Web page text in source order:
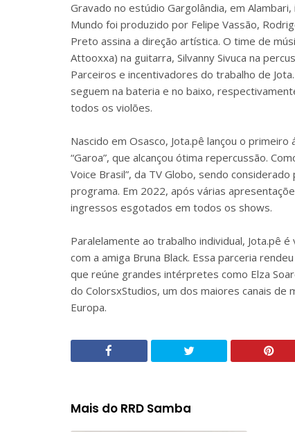
Gravado no estúdio Gargolândia, em
Mundo foi produzido por Felipe Vassão,
Preto assina a direção artística. O time de
Attooxxa) na guitarra, Silvanny Sivuca na
Parceiros e incentivadores do trabalho de
seguem na bateria e no baixo,
todos os violões.
Nascido em Osasco, Jota.pê lançou o
“Garoa”, que alcançou ótima repercussão.
Voice Brasil”, da TV Globo, sendo
programa. Em 2022, após várias
ingressos esgotados em todos os shows.
Paralelamente ao trabalho individual, Jota.pê
com a amiga Bruna Black. Essa parceria
que reúne grandes intérpretes como Elza
do ColorsxStudios, um dos maiores canais de
Europa.
Mais do RRD Samba